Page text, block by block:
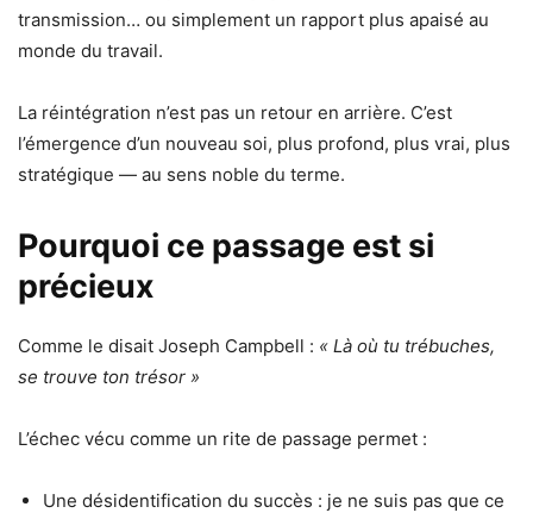
transmission… ou simplement un rapport plus apaisé au
monde du travail.
La réintégration n’est pas un retour en arrière. C’est
l’émergence d’un nouveau soi, plus profond, plus vrai, plus
stratégique — au sens noble du terme.
Pourquoi ce passage est si
précieux
Comme le disait Joseph Campbell : « Là où tu trébuches,
se trouve ton trésor »
L’échec vécu comme un rite de passage permet :
Une désidentification du succès : je ne suis pas que ce